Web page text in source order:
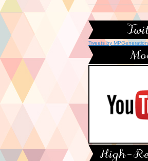
Tweets by MPGeneration